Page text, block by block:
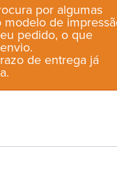
por algumas
de
pedido, o que
de entrega já